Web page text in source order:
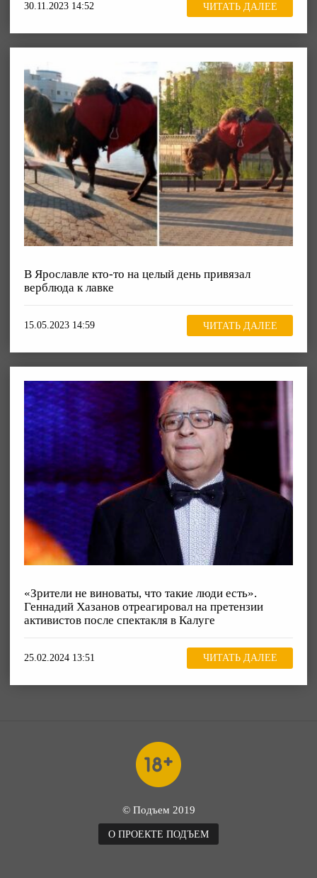
30.11.2023 14:52 ЧИТАТЬ ДАЛЕЕ
В Ярославле кто-то на целый день привязал
верблюда к лавке
15.05.2023 14:59 ЧИТАТЬ ДАЛЕЕ
«Зрители не виноваты, что такие люди есть».
Геннадий Хазанов отреагировал на претензии
активистов после спектакля в Калуге
25.02.2024 13:51 ЧИТАТЬ ДАЛЕЕ
© Подъем 2019
О ПРОЕКТЕ ПОДЪЕМ